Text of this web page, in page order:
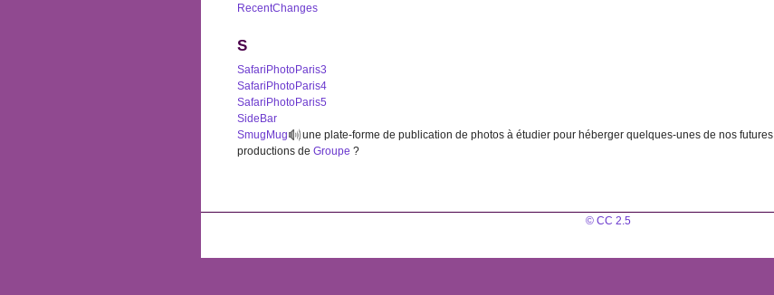
RecentChanges
S
SafariPhotoParis3
SafariPhotoParis4
SafariPhotoParis5
SideBar
SmugMug
une plate-forme de publication de photos à étudier pour héberger quelques-unes de nos futures
productions de Groupe ?
© CC 2.5